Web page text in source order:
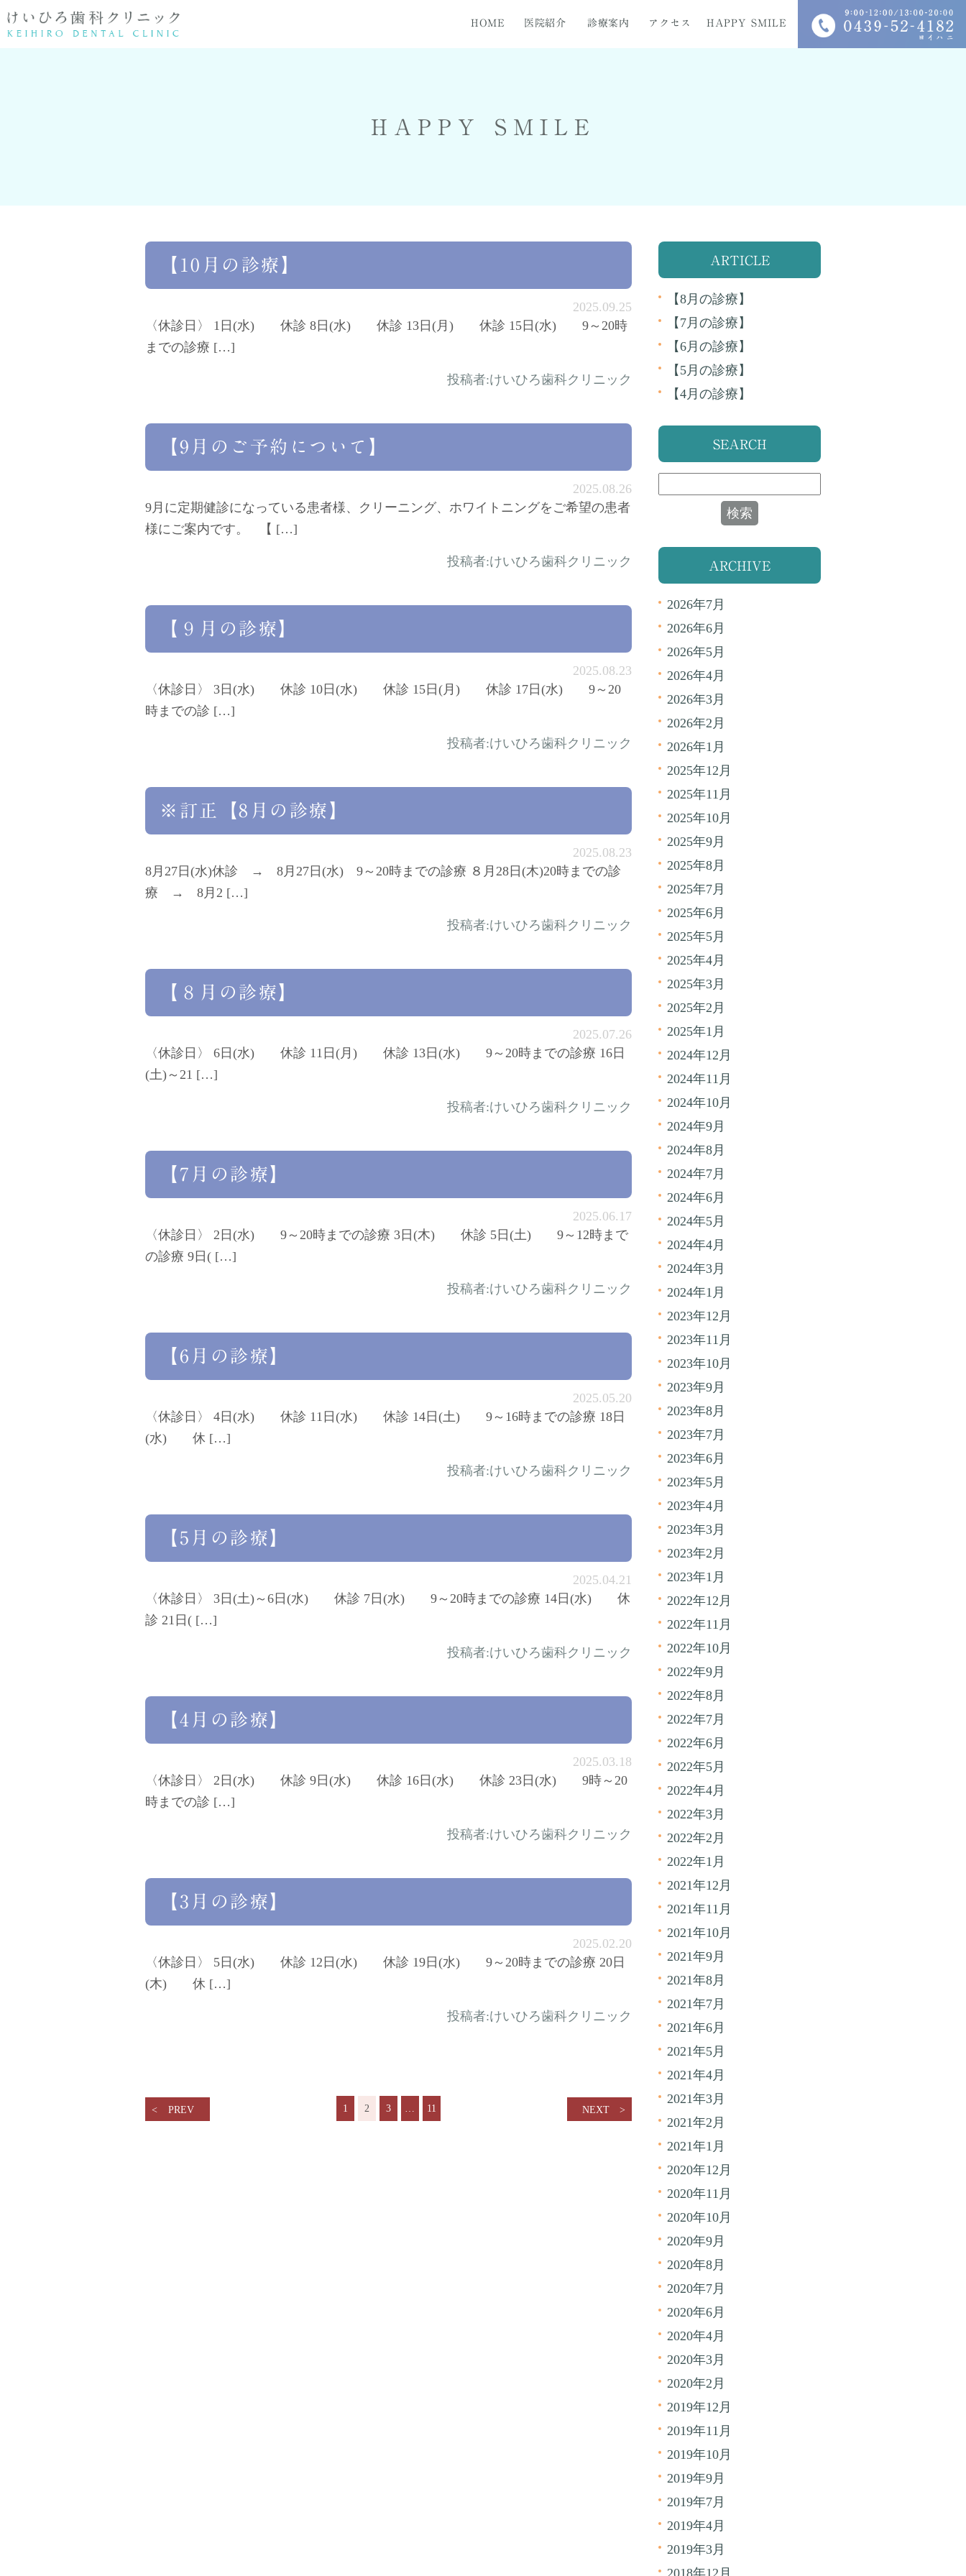
HOME 医院紹介
医院フォト 料金表
診療案内
ホワイトニング セラミック治療
アクセス HAPPY SMILE
HAPPY SMILE
【10月の診療】
2025.09.25
〈休診日〉 1日(水) 休診 8日(水) 休診 13日(月) 休診 15日(水) 9～20時
までの診療 […]
投稿者:けいひろ歯科クリニック
【9月のご予約について】
2025.08.26
9月に定期健診になっている患者様、クリーニング、ホワイトニングをご希望の患者
様にご案内です。 【 […]
投稿者:けいひろ歯科クリニック
【９月の診療】
2025.08.23
〈休診日〉 3日(水) 休診 10日(水) 休診 15日(月) 休診 17日(水) 9～20
時までの診 […]
投稿者:けいひろ歯科クリニック
※訂正【8月の診療】
2025.08.23
8月27日(水)休診 → 8月27日(水) 9～20時までの診療 ８月28日(木)20時までの診
療 → 8月2 […]
投稿者:けいひろ歯科クリニック
【８月の診療】
2025.07.26
〈休診日〉 6日(水) 休診 11日(月) 休診 13日(水) 9～20時までの診療 16日
(土)～21 […]
投稿者:けいひろ歯科クリニック
【7月の診療】
2025.06.17
〈休診日〉 2日(水) 9～20時までの診療 3日(木) 休診 5日(土) 9～12時まで
の診療 9日( […]
投稿者:けいひろ歯科クリニック
【6月の診療】
2025.05.20
〈休診日〉 4日(水) 休診 11日(水) 休診 14日(土) 9～16時までの診療 18日
(水) 休 […]
投稿者:けいひろ歯科クリニック
【5月の診療】
2025.04.21
〈休診日〉 3日(土)～6日(水) 休診 7日(水) 9～20時までの診療 14日(水) 休
診 21日( […]
投稿者:けいひろ歯科クリニック
【4月の診療】
2025.03.18
〈休診日〉 2日(水) 休診 9日(水) 休診 16日(水) 休診 23日(水) 9時～20
時までの診 […]
投稿者:けいひろ歯科クリニック
【3月の診療】
2025.02.20
〈休診日〉 5日(水) 休診 12日(水) 休診 19日(水) 9～20時までの診療 20日
(木) 休 […]
投稿者:けいひろ歯科クリニック
PREV 1 2 3 … 11 NEXT
ARTICLE
【8月の診療】
【7月の診療】
【6月の診療】
【5月の診療】
【4月の診療】
SEARCH
ARCHIVE
2026年7月
2026年6月
2026年5月
2026年4月
2026年3月
2026年2月
2026年1月
2025年12月
2025年11月
2025年10月
2025年9月
2025年8月
2025年7月
2025年6月
2025年5月
2025年4月
2025年3月
2025年2月
2025年1月
2024年12月
2024年11月
2024年10月
2024年9月
2024年8月
2024年7月
2024年6月
2024年5月
2024年4月
2024年3月
2024年1月
2023年12月
2023年11月
2023年10月
2023年9月
2023年8月
2023年7月
2023年6月
2023年5月
2023年4月
2023年3月
2023年2月
2023年1月
2022年12月
2022年11月
2022年10月
2022年9月
2022年8月
2022年7月
2022年6月
2022年5月
2022年4月
2022年3月
2022年2月
2022年1月
2021年12月
2021年11月
2021年10月
2021年9月
2021年8月
2021年7月
2021年6月
2021年5月
2021年4月
2021年3月
2021年2月
2021年1月
2020年12月
2020年11月
2020年10月
2020年9月
2020年8月
2020年7月
2020年6月
2020年4月
2020年3月
2020年2月
2019年12月
2019年11月
2019年10月
2019年9月
2019年7月
2019年4月
2019年3月
2018年12月